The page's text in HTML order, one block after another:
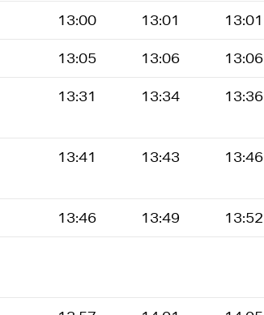
13:00 13:01 13:01
13:05 13:06 13:06
13:31 13:34 13:36
13:41 13:43 13:46
13:46 13:49 13:52